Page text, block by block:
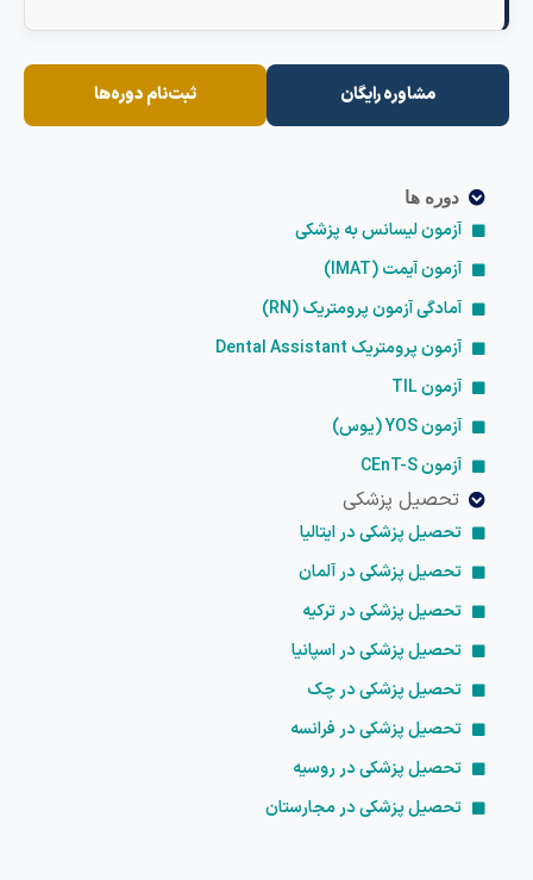
مشاوره رایگان ثبت‌نام دوره‌ها
دوره ها
آزمون لیسانس به پزشکی
آزمون آیمت (IMAT)
آمادگی آزمون پرومتریک (RN)
آزمون پرومتریک Dental Assistant
آزمون TIL
آزمون YOS (یوس)
آزمون CEnT-S
تحصیل پزشکی
تحصیل پزشکی در ایتالیا
تحصیل پزشکی در آلمان
تحصیل پزشکی در ترکیه
تحصیل پزشکی در اسپانیا
تحصیل پزشکی در چک
تحصیل پزشکی در فرانسه
تحصیل پزشکی در روسیه
تحصیل پزشکی در مجارستان